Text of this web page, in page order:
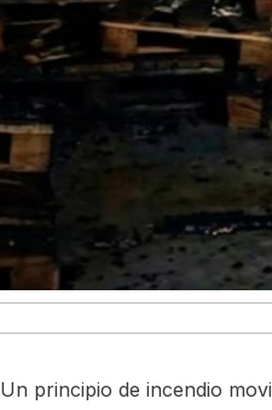
Un principio de incendio